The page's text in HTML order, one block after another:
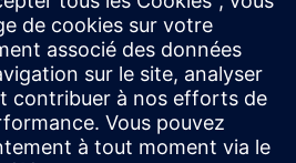
heating and cooling power
expansion valve
and precision for heat